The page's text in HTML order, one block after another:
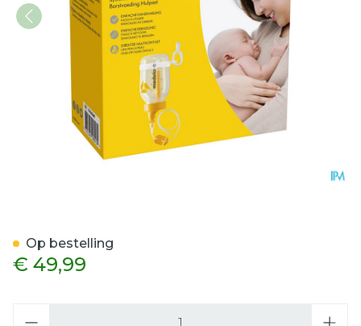
€ 49,99
Op bestelling